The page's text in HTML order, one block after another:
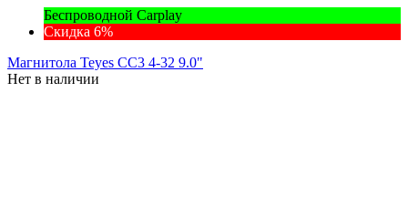
Беспроводной Carplay
Скидка 6%
Магнитола Teyes CC3 4-32 9.0"
Нет в наличии